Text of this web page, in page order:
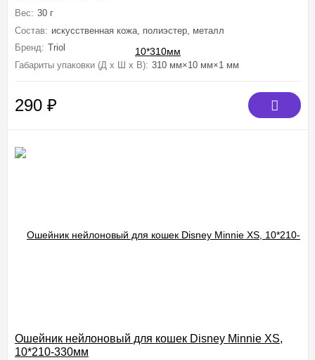
Вес: 30 г
Состав: искусственная кожа, полиэстер, металл
Бренд: Triol
Габариты упаковки (Д х Ш х В): 310 мм×10 мм×1 мм
290 ₽
Ошейник нейлоновый для кошек Disney Minnie XS,
10*210-330мм